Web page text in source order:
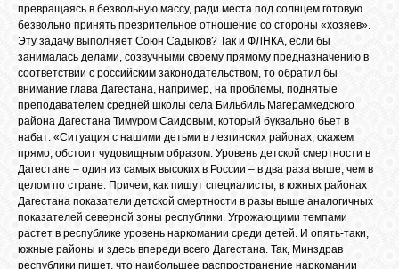
превращаясь в безвольную массу, ради места под солнцем готовую
безвольно принять презрительное отношение со стороны «хозяев».
Эту задачу выполняет Союн Садыков? Так и ФЛНКА, если бы
занималась делами, созвучными своему прямому предназначению в
соответствии с российским законодательством, то обратил бы
внимание глава Дагестана, например, на проблемы, поднятые
преподавателем средней школы села Бильбиль Магерамкедского
района Дагестана Тимуром Саидовым, который буквально бьет в
набат: «Ситуация с нашими детьми в лезгинских районах, скажем
прямо, обстоит чудовищным образом. Уровень детской смертности в
Дагестане – один из самых высоких в России – в два раза выше, чем в
целом по стране. Причем, как пишут специалисты, в южных районах
Дагестана показатели детской смертности в разы выше аналогичных
показателей северной зоны республики. Угрожающими темпами
растет в республике уровень наркомании среди детей. И опять-таки,
южные районы и здесь впереди всего Дагестана. Так, Минздрав
республики пишет, что наибольшее распространение наркомании